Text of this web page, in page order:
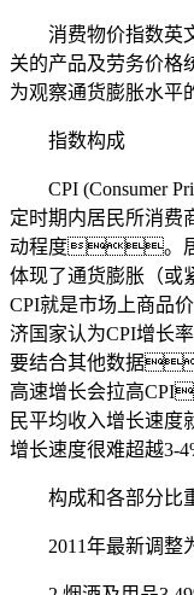
消费物价指数英
关的产品及劳务价
为观察通货膨胀水
指数构成
CPI (Consumer
定时期内居民所消费
动程度。居
体现了通货膨胀（
CPI就是市场上商
济国家认为CPI增长
要结合其他数据
高速增长会拉高
民平均收入增长速
增长速度很难超越
构成和各部分比
2011年最新调